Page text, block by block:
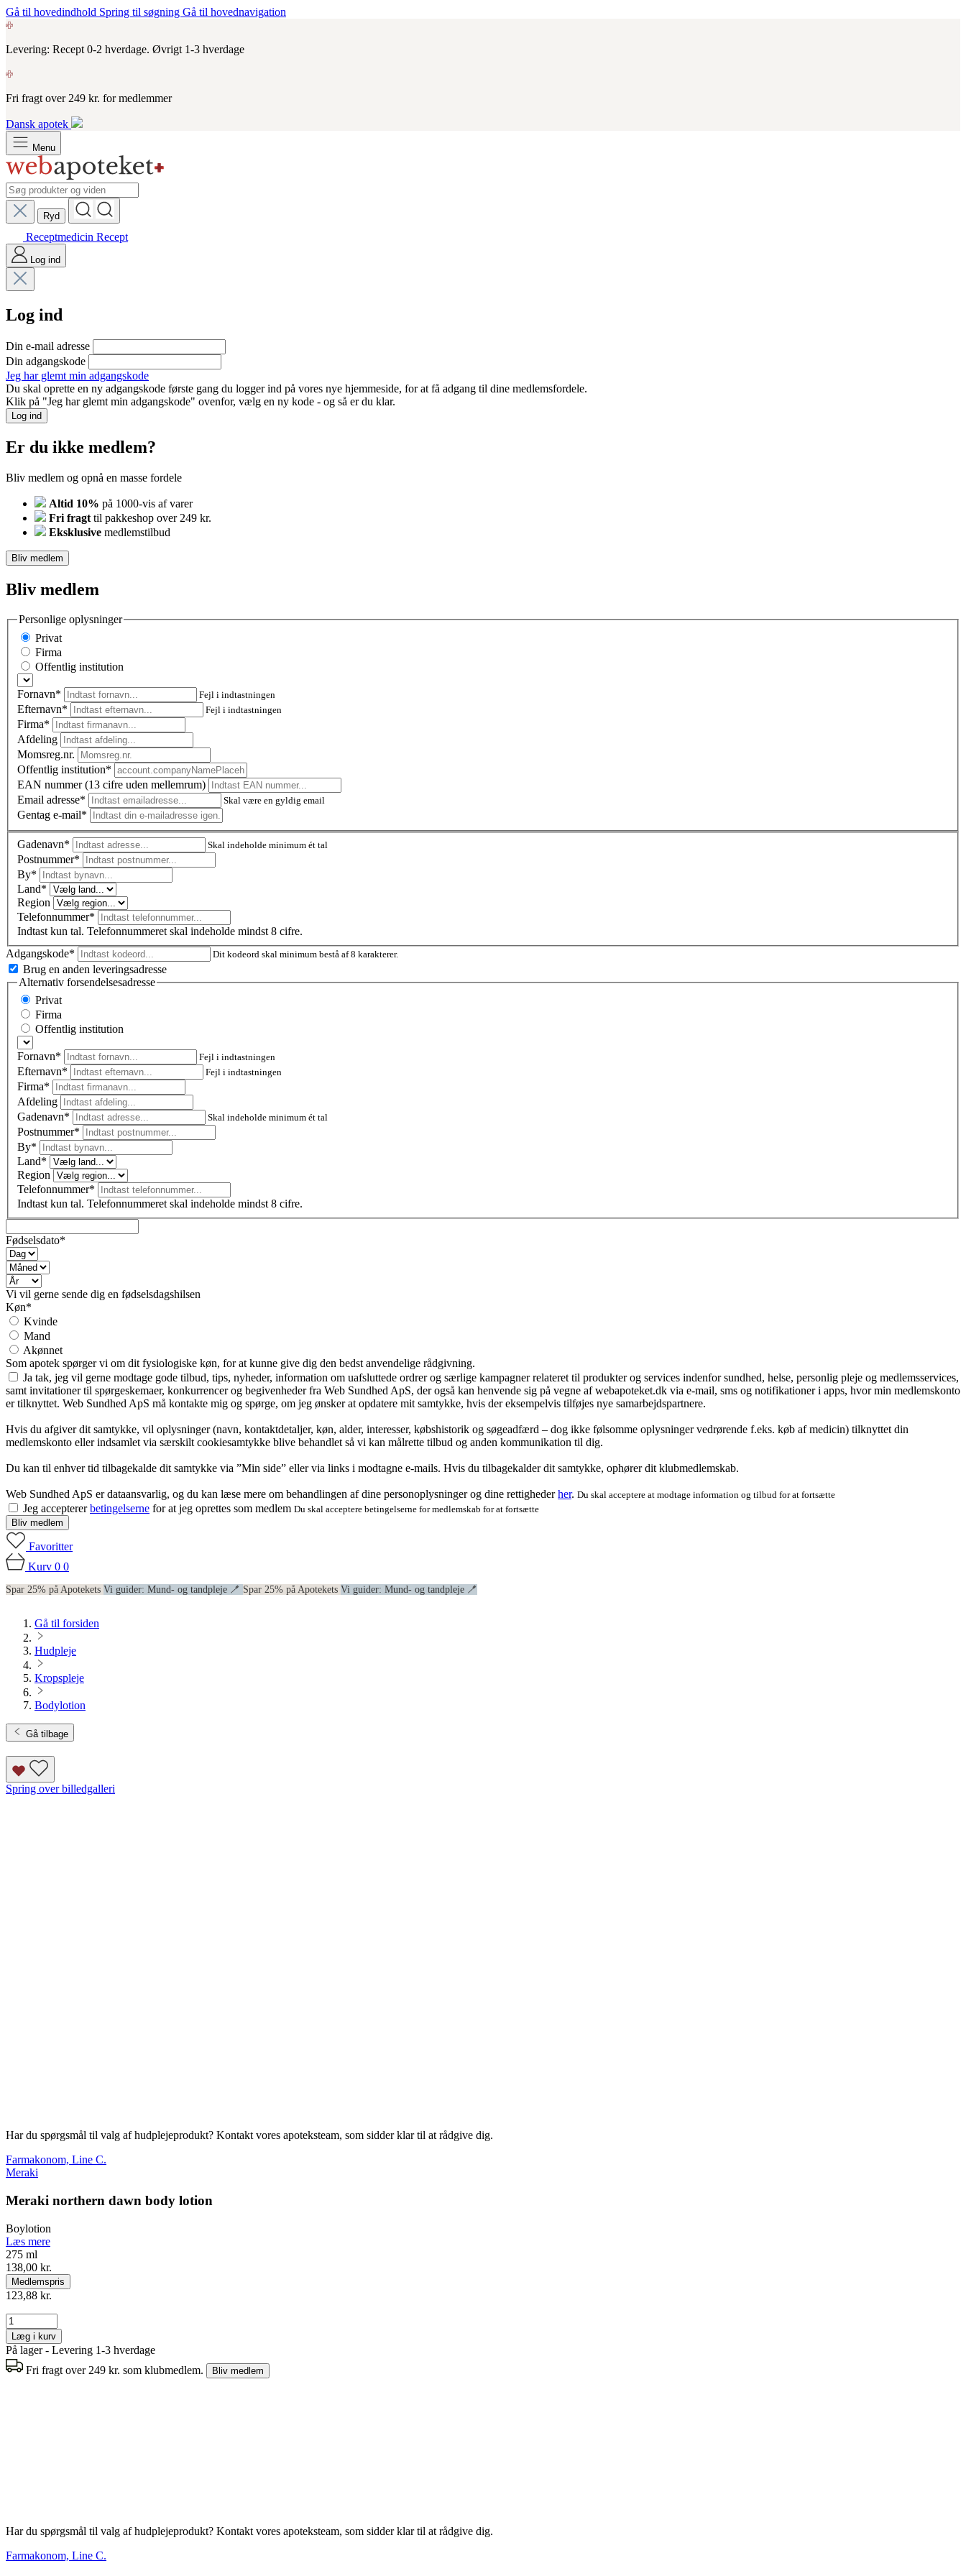
Gå til hovedindhold Spring til søgning Gå til hovednavigation
Levering: Recept 0-2 hverdage. Øvrigt 1-3 hverdage
Fri fragt over 249 kr. for medlemmer
Dansk apotek
Menu
Ryd
Receptmedicin Recept
Log ind
Log ind
Din e-mail adresse
Din adgangskode
Jeg har glemt min adgangskode
Du skal oprette en ny adgangskode første gang du logger ind på vores nye hjemmeside, for at få adgang til dine medlemsfordele.
Klik på "Jeg har glemt min adgangskode" ovenfor, vælg en ny kode - og så er du klar.
Log ind
Er du ikke medlem?
Bliv medlem og opnå en masse fordele
Altid 10% på 1000-vis af varer
Fri fragt til pakkeshop over 249 kr.
Eksklusive medlemstilbud
Bliv medlem
Bliv medlem
Personlige oplysninger
Privat
Firma
Offentlig institution
Fornavn* Fejl i indtastningen
Efternavn* Fejl i indtastningen
Firma*
Afdeling
Momsreg.nr.
Offentlig institution*
EAN nummer (13 cifre uden mellemrum)
Email adresse*
Skal være en gyldig email
Gentag e-mail*
Gadenavn* Skal indeholde minimum ét tal
Postnummer*
By*
Land*
Region
Telefonnummer*
Indtast kun tal. Telefonnummeret skal indeholde mindst 8 cifre.
Adgangskode*
Dit kodeord skal minimum bestå af 8 karakterer.
Brug en anden leveringsadresse
Alternativ forsendelsesadresse
Privat
Firma
Offentlig institution
Fornavn* Fejl i indtastningen
Efternavn* Fejl i indtastningen
Firma*
Afdeling
Gadenavn*
Skal indeholde minimum ét tal
Postnummer*
By*
Land*
Region
Telefonnummer*
Indtast kun tal. Telefonnummeret skal indeholde mindst 8 cifre.
Fødselsdato*
Vi vil gerne sende dig en fødselsdagshilsen
Køn*
Kvinde
Mand
Akønnet
Som apotek spørger vi om dit fysiologiske køn, for at kunne give dig den bedst anvendelige rådgivning.
Ja tak, jeg vil gerne modtage gode tilbud, tips, nyheder, information om uafsluttede ordrer og særlige kampagner relateret til produkter og services indenfor sundhed, helse, personlig pleje og medlemsservices,
samt invitationer til spørgeskemaer, konkurrencer og begivenheder fra Web Sundhed ApS, der også kan henvende sig på vegne af webapoteket.dk via e-mail, sms og notifikationer i apps, hvor min medlemskonto
er tilknyttet. Web Sundhed ApS må kontakte mig og spørge, om jeg ønsker at opdatere mit samtykke, hvis der eksempelvis tilføjes nye samarbejdspartnere.
Hvis du afgiver dit samtykke, vil oplysninger (navn, kontaktdetaljer, køn, alder, interesser, købshistorik og søgeadfærd – dog ikke følsomme oplysninger vedrørende f.eks. køb af medicin) tilknyttet din
medlemskonto eller indsamlet via særskilt cookiesamtykke blive behandlet så vi kan målrette tilbud og anden kommunikation til dig.
Du kan til enhver tid tilbagekalde dit samtykke via ”Min side” eller via links i modtagne e-mails. Hvis du tilbagekalder dit samtykke, ophører dit klubmedlemskab.
Web Sundhed ApS er dataansvarlig, og du kan læse mere om behandlingen af dine personoplysninger og dine rettighederher. Du skal acceptere at modtage information og tilbud for at fortsætte
Jeg acceptererbetingelserne for at jeg oprettes som medlem Du skal acceptere betingelserne for medlemskab for at fortsætte
Bliv medlem
Favoritter
Kurv 0 0
Spar 25% på Apotekets Vi guider: Mund- og tandpleje 🪥 Spar 25% på Apotekets Vi guider: Mund- og tandpleje 🪥
Gå til forsiden
Hudpleje
Kropspleje
Bodylotion
Gå tilbage
Spring over billedgalleri
Har du spørgsmål til valg af hudplejeprodukt? Kontakt vores apoteksteam, som sidder klar til at rådgive dig.
Farmakonom, Line C.
Meraki
Meraki northern dawn body lotion
Boylotion
Læs mere
275 ml
138,00 kr.
Medlemspris
123,88 kr.
Læg i kurv
På lager - Levering 1-3 hverdage
Fri fragt over 249 kr. som klubmedlem.
Bliv medlem
Har du spørgsmål til valg af hudplejeprodukt? Kontakt vores apoteksteam, som sidder klar til at rådgive dig.
Farmakonom, Line C.